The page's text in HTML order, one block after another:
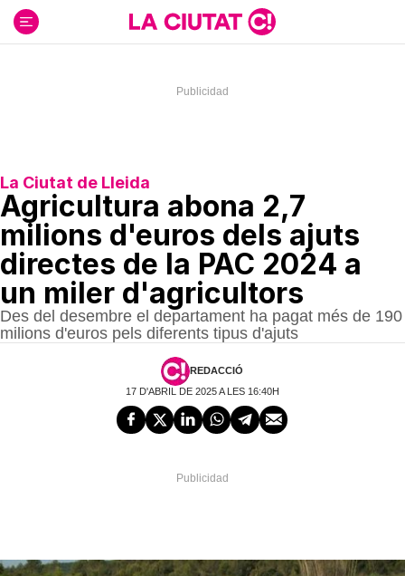
contenido
La Ciutat de Lleida
Agricultura abona 2,7
milions d'euros dels ajuts
directes de la PAC 2024 a
un miler d'agricultors
Des del desembre el departament ha pagat més de 190
milions d'euros pels diferents tipus d'ajuts
REDACCIÓ
17 D'ABRIL DE 2025 A LES 16:40H